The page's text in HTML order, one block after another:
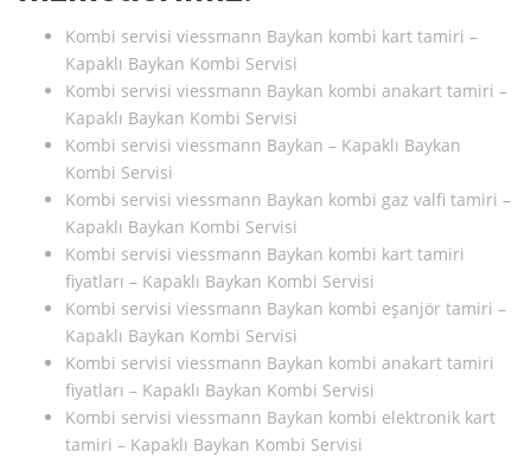
Kombi servisi viessmann Baykan kombi kart tamiri –
Kapaklı Baykan Kombi Servisi
Kombi servisi viessmann Baykan kombi anakart tamiri –
Kapaklı Baykan Kombi Servisi
Kombi servisi viessmann Baykan – Kapaklı Baykan
Kombi Servisi
Kombi servisi viessmann Baykan kombi gaz valfi tamiri –
Kapaklı Baykan Kombi Servisi
Kombi servisi viessmann Baykan kombi kart tamiri
fiyatları – Kapaklı Baykan Kombi Servisi
Kombi servisi viessmann Baykan kombi eşanjör tamiri –
Kapaklı Baykan Kombi Servisi
Kombi servisi viessmann Baykan kombi anakart tamiri
fiyatları – Kapaklı Baykan Kombi Servisi
Kombi servisi viessmann Baykan kombi elektronik kart
tamiri – Kapaklı Baykan Kombi Servisi